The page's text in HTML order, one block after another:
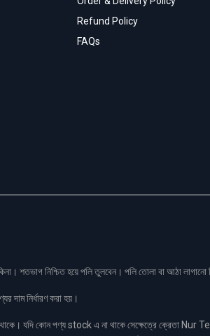
Refund Policy
FAQs
শতভাগ নিশ্চিত হয়ে পলি তুলবেন। পলি তোলা বা আঠা
দাম নির্ধারণ করা হয়।
যদি কোন পণ্য stock এ না থাকে সেক্ষেত্রে ক্রেতা Nur